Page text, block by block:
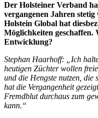
Der Holsteiner Verband
vergangenen Jahren
Holstein Global hat
Möglichkeiten geschaffen.
Entwicklung?
Stephan Haarhoff: „Ich
heutigen Züchter wollen
und die Hengste nutzen, die
hat die Vergangenheit
Fremdblut durchaus zum
kann.“